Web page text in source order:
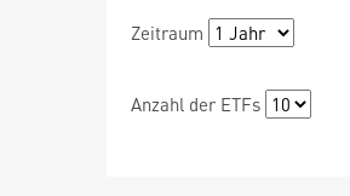
Zeitraum
Anzahl der ETFs